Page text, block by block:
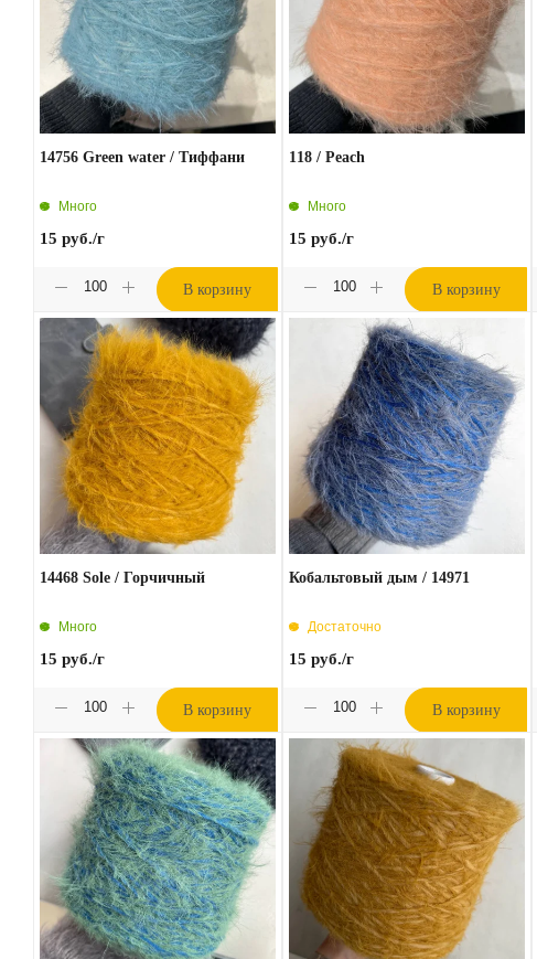
14756 Green water / Тиффани
Много
15 руб./г
В корзину
118 / Peach
Много
15 руб./г
В корзину
14468 Sole / Горчичный
Много
15 руб./г
В корзину
Кобальтовый дым / 14971
Достаточно
15 руб./г
В корзину